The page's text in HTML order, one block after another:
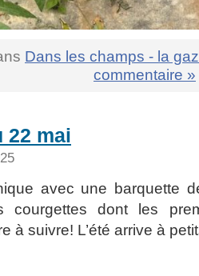
Dans les champs - la
commentaire »
22 mai
avec une barquette
courgettes dont les
à suivre! L’été arrive à